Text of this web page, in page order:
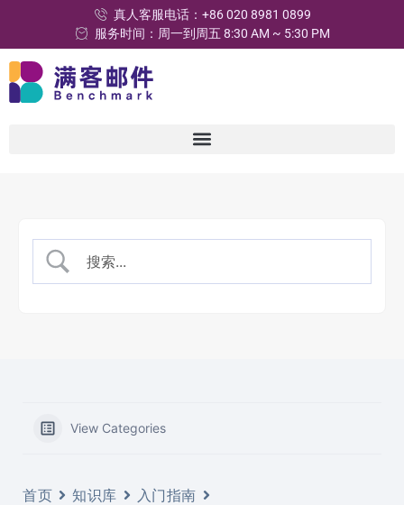
真人客服电话：+86 020 8981 0899
服务时间：周一到周五 8:30 AM ~ 5:30 PM
View Categories
首页 知识库
入门指南